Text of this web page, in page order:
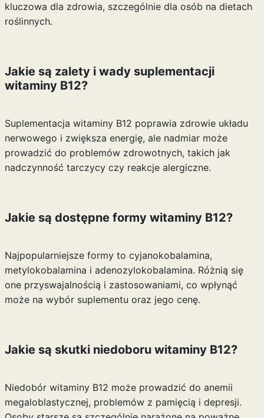
kluczowa dla zdrowia, szczególnie dla osób na dietach
roślinnych.
Jakie są zalety i wady suplementacji
witaminy B12?
Suplementacja witaminy B12 poprawia zdrowie układu
nerwowego i zwiększa energię, ale nadmiar może
prowadzić do problemów zdrowotnych, takich jak
nadczynność tarczycy czy reakcje alergiczne.
Jakie są dostępne formy witaminy B12?
Najpopularniejsze formy to cyjanokobalamina,
metylokobalamina i adenozylokobalamina. Różnią się
one przyswajalnością i zastosowaniami, co wpłynąć
może na wybór suplementu oraz jego cenę.
Jakie są skutki niedoboru witaminy B12?
Niedobór witaminy B12 może prowadzić do anemii
megaloblastycznej, problemów z pamięcią i depresji.